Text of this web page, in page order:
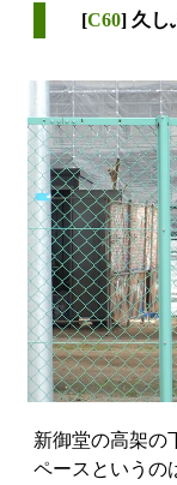
[C60] 久し
新御堂の高架の
ペースというの